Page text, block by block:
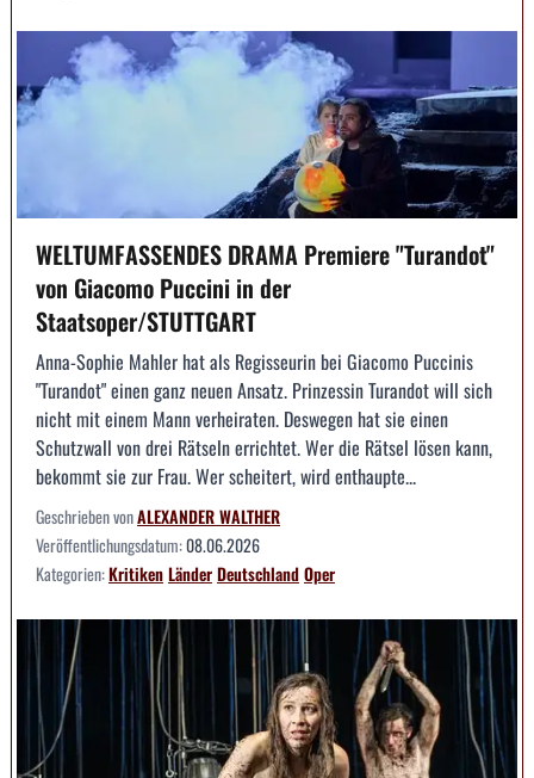
WELTUMFASSENDES DRAMA Premiere "Turandot"
von Giacomo Puccini in der
Staatsoper/STUTTGART
Anna-Sophie Mahler hat als Regisseurin bei Giacomo Puccinis
"Turandot" einen ganz neuen Ansatz. Prinzessin Turandot will sich
nicht mit einem Mann verheiraten. Deswegen hat sie einen
Schutzwall von drei Rätseln errichtet. Wer die Rätsel lösen kann,
bekommt sie zur Frau. Wer scheitert, wird enthaupte...
Geschrieben vonALEXANDER WALTHER
Veröffentlichungsdatum:08.06.2026
Kategorien:KritikenLänderDeutschlandOper